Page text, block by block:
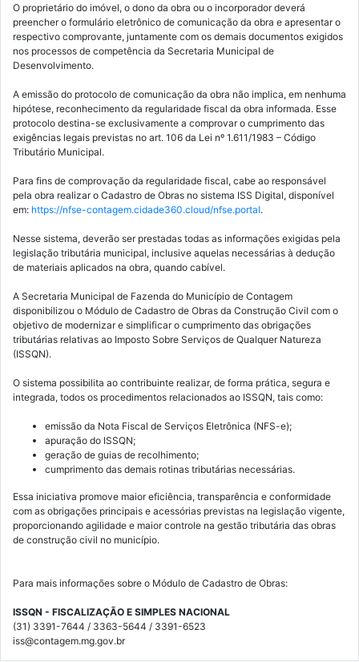
O proprietário do imóvel, o dono da obra ou o incorporador deverá
preencher o formulário eletrônico de comunicação da obra e apresentar o
respectivo comprovante, juntamente com os demais documentos exigidos
nos processos de competência da Secretaria Municipal de
Desenvolvimento.
A emissão do protocolo de comunicação da obra não implica, em nenhuma
hipótese, reconhecimento da regularidade fiscal da obra informada. Esse
protocolo destina-se exclusivamente a comprovar o cumprimento das
exigências legais previstas no art. 106 da Lei nº 1.611/1983 – Código
Tributário Municipal.
Para fins de comprovação da regularidade fiscal, cabe ao responsável
pela obra realizar o Cadastro de Obras no sistema ISS Digital, disponível
em: https://nfse-contagem.cidade360.cloud/nfse.portal.
Nesse sistema, deverão ser prestadas todas as informações exigidas pela
legislação tributária municipal, inclusive aquelas necessárias à dedução
de materiais aplicados na obra, quando cabível.
A Secretaria Municipal de Fazenda do Município de Contagem
disponibilizou o Módulo de Cadastro de Obras da Construção Civil com o
objetivo de modernizar e simplificar o cumprimento das obrigações
tributárias relativas ao Imposto Sobre Serviços de Qualquer Natureza
(ISSQN).
O sistema possibilita ao contribuinte realizar, de forma prática, segura e
integrada, todos os procedimentos relacionados ao ISSQN, tais como:
emissão da Nota Fiscal de Serviços Eletrônica (NFS-e);
apuração do ISSQN;
geração de guias de recolhimento;
cumprimento das demais rotinas tributárias necessárias.
Essa iniciativa promove maior eficiência, transparência e conformidade
com as obrigações principais e acessórias previstas na legislação vigente,
proporcionando agilidade e maior controle na gestão tributária das obras
de construção civil no município.
Para mais informações sobre o Módulo de Cadastro de Obras:
ISSQN - FISCALIZAÇÃO E SIMPLES NACIONAL
(31) 3391-7644 / 3363-5644 / 3391-6523
iss@contagem.mg.gov.br